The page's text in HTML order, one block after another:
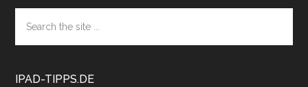
Footer
the
site
IPAD-TIPPS.DE